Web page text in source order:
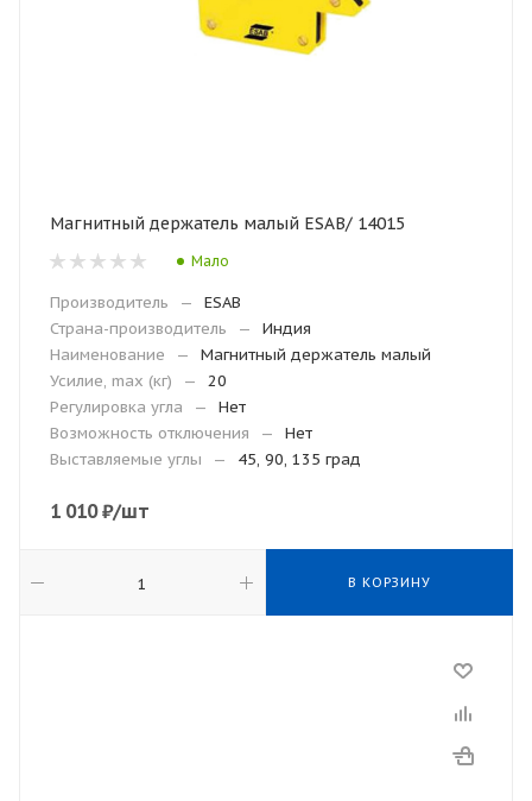
Магнитный держатель малый ESAB/ 14015
Мало
Производитель —
ESAB
Страна-производитель
—
Индия
Наименование
—
Магнитный держатель малый
Усилие, max (кг)
—
20
Регулировка угла
—
Нет
Возможность отключения
—
Нет
Выставляемые углы
— 45, 90, 135 град
1 010₽/шт
В КОРЗИНУ